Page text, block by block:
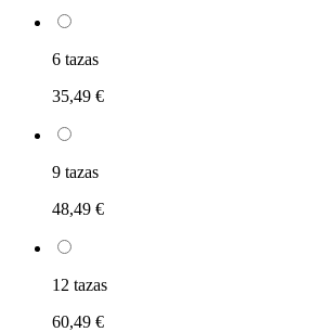
6 tazas
35,49 €
9 tazas
48,49 €
12 tazas
60,49 €